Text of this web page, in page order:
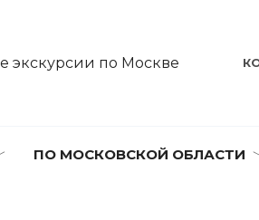
экскурсии по Москве
ПО МОСКОВСКОЙ ОБЛАСТИ